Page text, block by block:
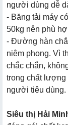
người dùng dễ
- Băng tải máy
50kg nên phù
- Đường hàn
niêm phong. Vì
chắc chắn,
trong chất lượng
người tiêu dùng.
Siêu thị Hải